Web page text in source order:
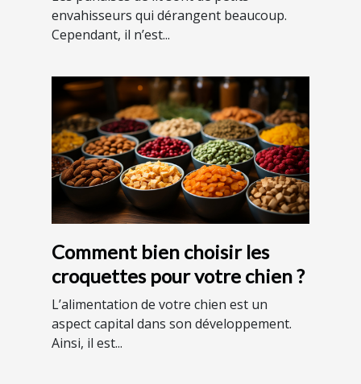
envahisseurs qui dérangent beaucoup.
Cependant, il n’est...
Comment bien choisir les
croquettes pour votre chien ?
L’alimentation de votre chien est un
aspect capital dans son développement.
Ainsi, il est...